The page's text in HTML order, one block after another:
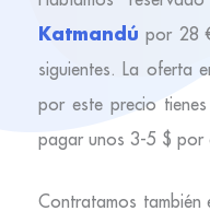
Katmandú por 28
siguientes. La oferta
por este precio
pagar unos 3-5 $ por
Contratamos